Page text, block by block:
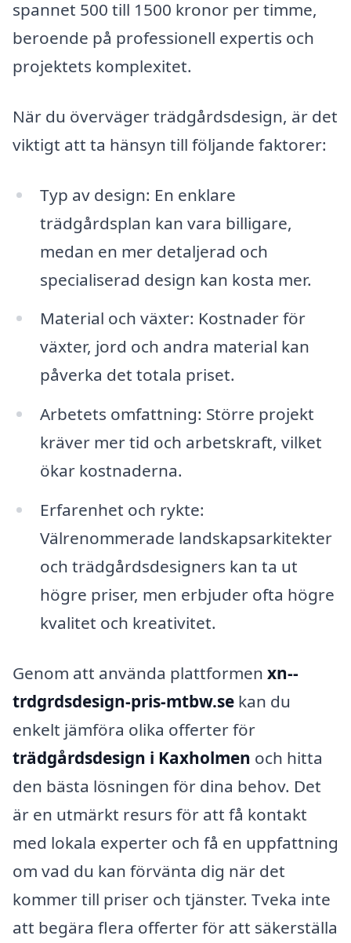
spannet 500 till 1500 kronor per timme,
beroende på professionell expertis och
projektets komplexitet.
När du överväger trädgårdsdesign, är det
viktigt att ta hänsyn till följande faktorer:
Typ av design: En enklare
trädgårdsplan kan vara billigare,
medan en mer detaljerad och
specialiserad design kan kosta mer.
Material och växter: Kostnader för
växter, jord och andra material kan
påverka det totala priset.
Arbetets omfattning: Större projekt
kräver mer tid och arbetskraft, vilket
ökar kostnaderna.
Erfarenhet och rykte:
Välrenommerade landskapsarkitekter
och trädgårdsdesigners kan ta ut
högre priser, men erbjuder ofta högre
kvalitet och kreativitet.
Genom att använda plattformen xn--
trdgrdsdesign-pris-mtbw.se kan du
enkelt jämföra olika offerter för
trädgårdsdesign i Kaxholmen och hitta
den bästa lösningen för dina behov. Det
är en utmärkt resurs för att få kontakt
med lokala experter och få en uppfattning
om vad du kan förvänta dig när det
kommer till priser och tjänster. Tveka inte
att begära flera offerter för att säkerställa